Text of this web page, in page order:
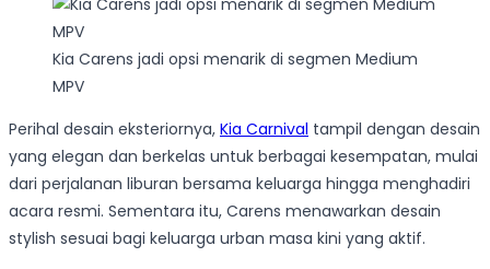
Kia Carens jadi opsi menarik di segmen Medium
MPV
Perihal desain eksteriornya, Kia Carnival tampil dengan desain
yang elegan dan berkelas untuk berbagai kesempatan, mulai
dari perjalanan liburan bersama keluarga hingga menghadiri
acara resmi. Sementara itu, Carens menawarkan desain
stylish sesuai bagi keluarga urban masa kini yang aktif.